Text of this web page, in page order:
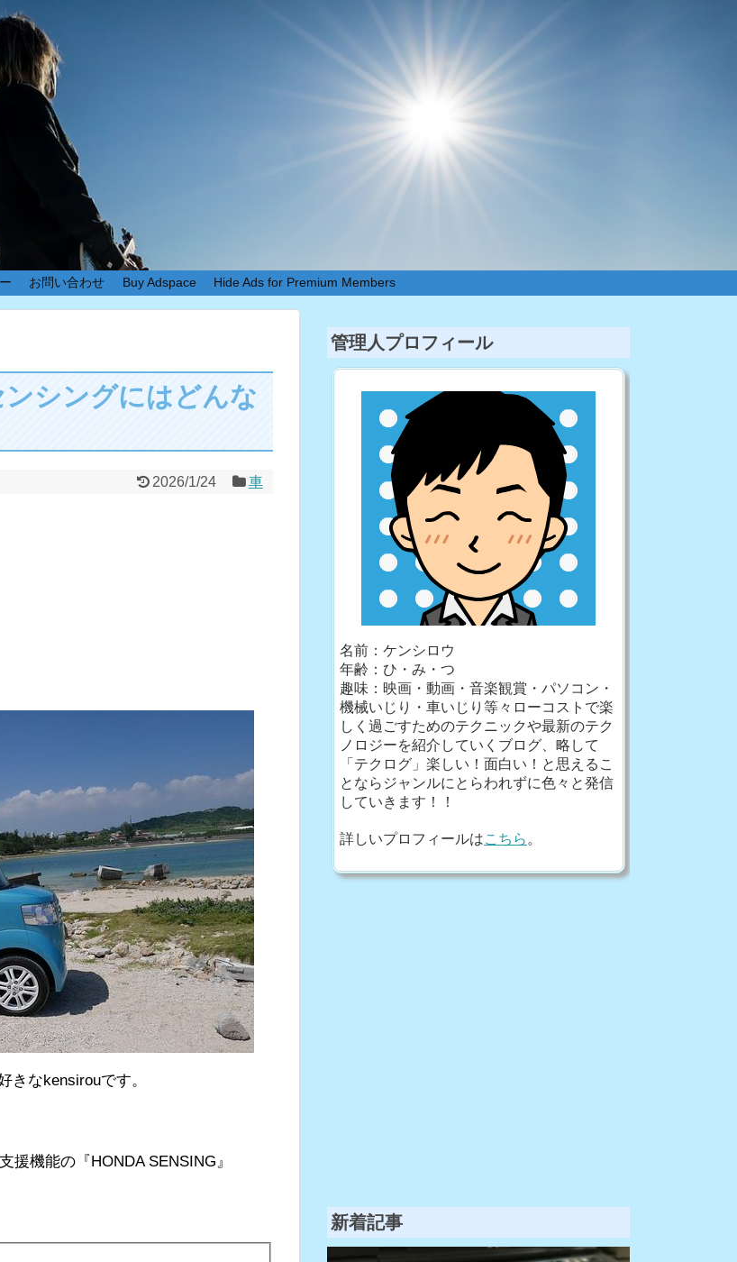
お問い合わせ Buy Adspace Hide Ads for Premium Members
シングにはどんな
2026/1/24 車
きなkensirouです。
援機能の『HONDA SENSING』
管理人プロフィール
名前：ケンシロウ
年齢：ひ・み・つ
趣味：映画・動画・音楽観賞・パソコン・
機械いじり・車いじり等々ローコストで楽
しく過ごすためのテクニックや最新のテク
ノロジーを紹介していくブログ、略して
「テクログ」楽しい！面白い！と思えるこ
とならジャンルにとらわれずに色々と発信
していきます！！
詳しいプロフィールはこちら 。
新着記事